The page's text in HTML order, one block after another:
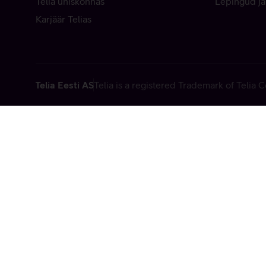
Karjäär Telias
Telia Eesti ASTelia is a registered Trademark of Telia